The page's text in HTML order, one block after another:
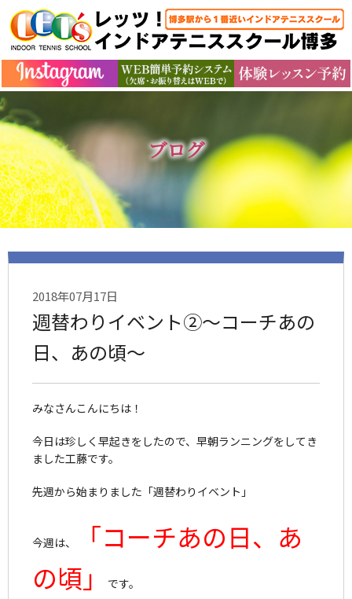
ブログ
2018年07月17日
週替わりイベント②～コーチあの
日、あの頃～
みなさんこんにちは！
今日は珍しく早起きをしたので、早朝ランニングをしてき
ました工藤です。
先週から始まりました「週替わりイベント」
今週は、
「コーチあの日、あ
の頃」
です。